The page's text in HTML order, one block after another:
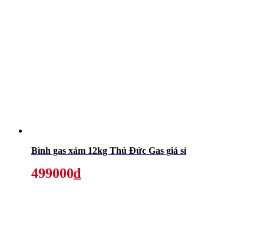
Bình gas xám 12kg Thủ Đức Gas giá sỉ
499000₫